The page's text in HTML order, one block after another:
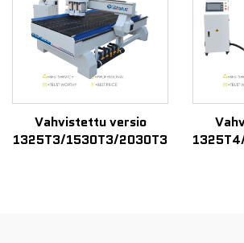
Vahvistettu versio
1325T3/1530T3/2030T3